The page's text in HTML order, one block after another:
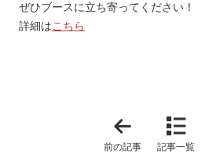
ぜひブースに立ち寄ってください！
詳細はこちら
前の記事 記事一覧